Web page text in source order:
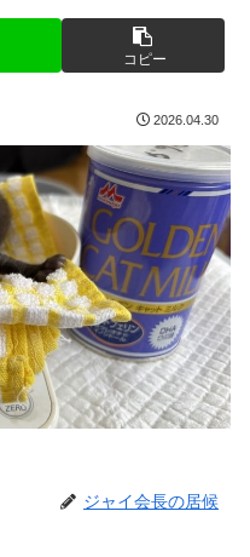
コピー
2026.04.30
ジャイ会長の居候